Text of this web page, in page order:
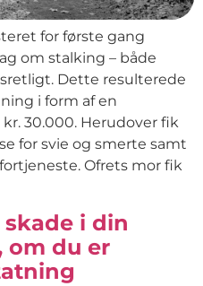
for første gang
om stalking – både
Dette resulterede
i form af en
30.000. Herudover fik
for svie og smerte samt
Ofrets mor fik
i din
om du er